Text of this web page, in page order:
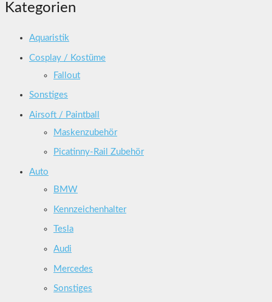
Kategorien
Aquaristik
Cosplay / Kostüme
Fallout
Sonstiges
Airsoft / Paintball
Maskenzubehör
Picatinny-Rail Zubehör
Auto
BMW
Kennzeichenhalter
Tesla
Audi
Mercedes
Sonstiges